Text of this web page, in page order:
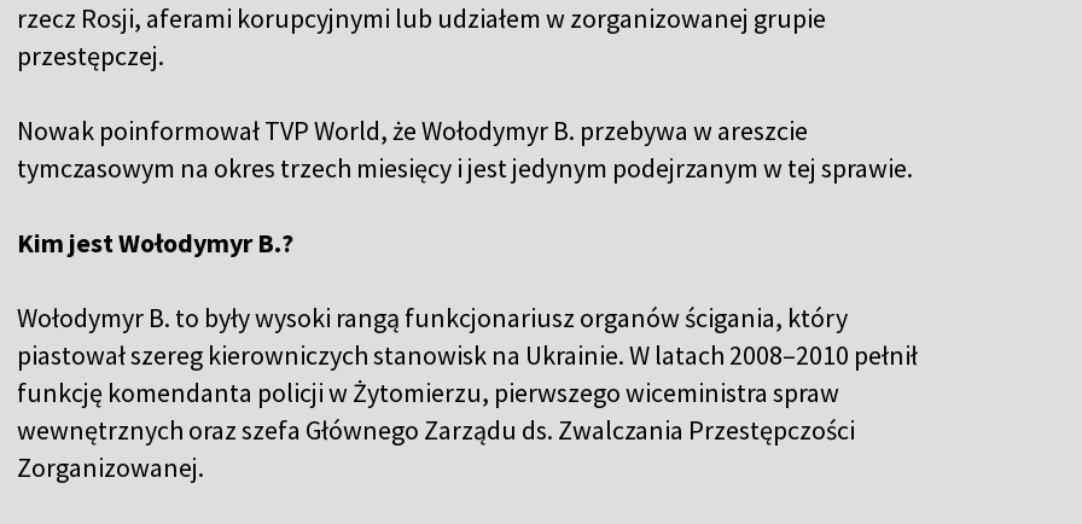
rzecz Rosji, aferami korupcyjnymi lub udziałem w zorganizowanej grupie
przestępczej.
Nowak poinformował TVP World, że Wołodymyr B. przebywa w areszcie
tymczasowym na okres trzech miesięcy i jest jedynym podejrzanym w tej sprawie.
Kim jest Wołodymyr B.?
Wołodymyr B. to były wysoki rangą funkcjonariusz organów ścigania, który
piastował szereg kierowniczych stanowisk na Ukrainie. W latach 2008–2010 pełnił
funkcję komendanta policji w Żytomierzu, pierwszego wiceministra spraw
wewnętrznych oraz szefa Głównego Zarządu ds. Zwalczania Przestępczości
Zorganizowanej.